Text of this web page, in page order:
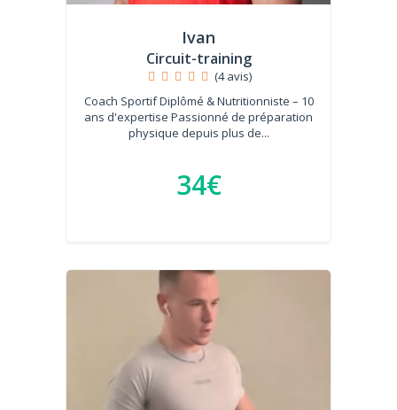
Ivan
Circuit-training
(4 avis)
Coach Sportif Diplômé & Nutritionniste – 10
ans d'expertise Passionné de préparation
physique depuis plus de...
34€